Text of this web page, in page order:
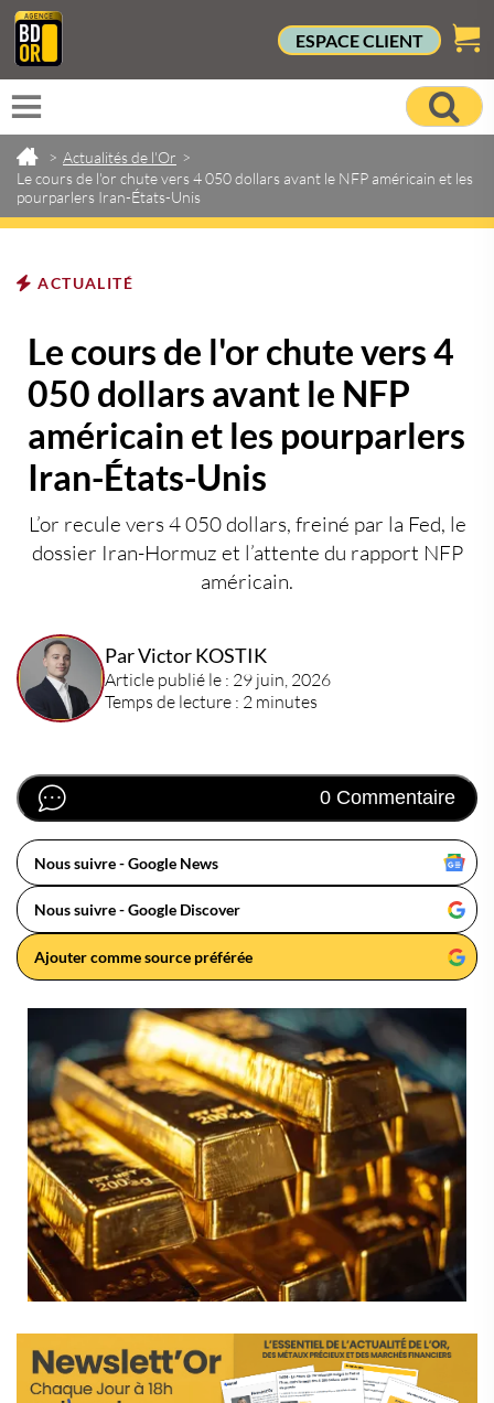
ESPACE CLIENT
> Actualités de l'Or >
Le cours de l'or chute vers 4 050 dollars avant le NFP américain et les
pourparlers Iran-États-Unis
ACTUALITÉ
Le cours de l'or chute vers 4
050 dollars avant le NFP
américain et les pourparlers
Iran-États-Unis
L’or recule vers 4 050 dollars, freiné par la Fed, le
dossier Iran-Hormuz et l’attente du rapport NFP
américain.
Par Victor KOSTIK
Article publié le : 29 juin, 2026
Temps de lecture : 2 minutes
0 Commentaire
Nous suivre - Google News
Nous suivre - Google Discover
Ajouter comme source préférée